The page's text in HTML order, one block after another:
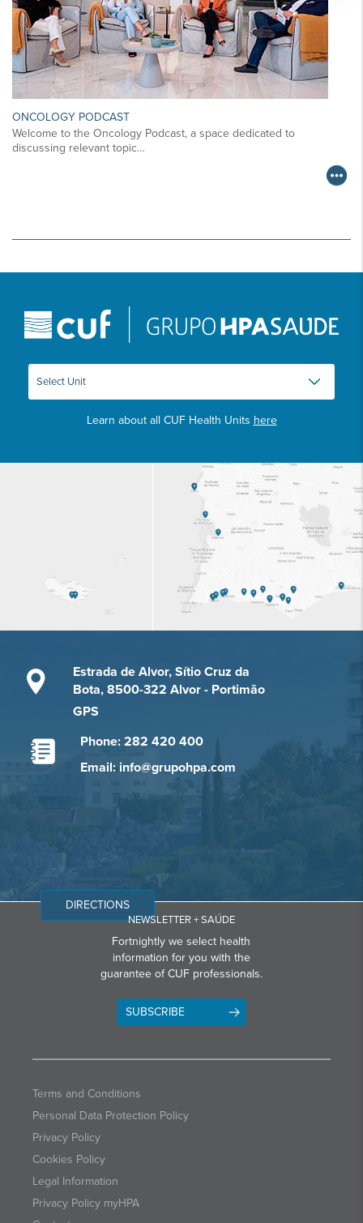
ONCOLOGY PODCAST
Welcome to the Oncology Podcast, a space dedicated to
discussing relevant topic…
Learn about all CUF Health Units here
Estrada de Alvor, Sítio Cruz da
Bota, 8500-322 Alvor - Portimão
GPS
Phone: 282 420 400
Email: info@grupohpa.com
DIRECTIONS
NEWSLETTER + SAÚDE
Fortnightly we select health
information for you with the
guarantee of CUF professionals.
SUBSCRIBE
Terms and Conditions
Personal Data Protection Policy
Privacy Policy
Cookies Policy
Legal Information
Privacy Policy myHPA